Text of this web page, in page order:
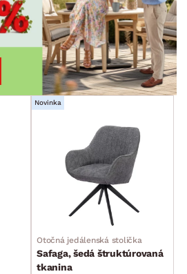
Novinka
Otočná jedálenská stolička
Safaga, šedá štruktúrovaná
tkanina